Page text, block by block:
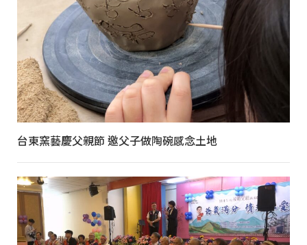
台東窯藝慶父親節 邀父子做陶碗感念土地